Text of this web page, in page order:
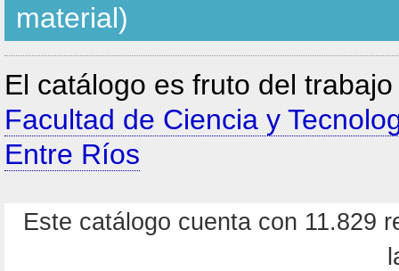
material)
El catálogo es fruto del
Facultad de Ciencia y
Entre Ríos
Este catálogo cuenta con 11.829